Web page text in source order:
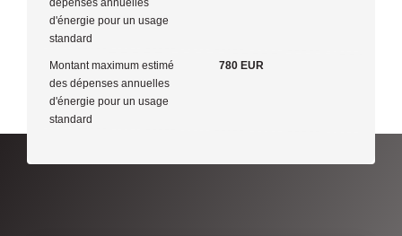
d'énergie pour un usage
standard
Montant maximum estimé
des dépenses annuelles
d'énergie pour un usage
standard
780 EUR